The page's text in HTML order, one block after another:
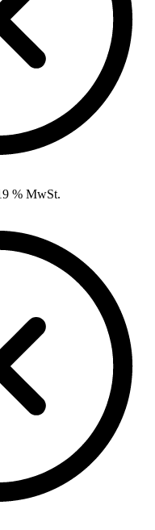
% MwSt.